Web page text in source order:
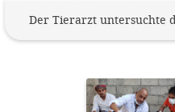
Der Tierarzt untersuchte